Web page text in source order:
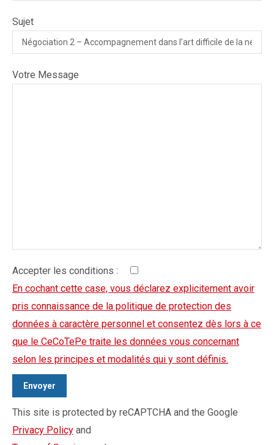
Sujet
Votre Message
Accepter les conditions :
En cochant cette case, vous déclarez explicitement avoir
pris connaissance de la politique de protection des
données à caractère personnel et consentez dès lors à ce
que le CeCoTePe traite les données vous concernant
selon les principes et modalités qui y sont définis.
This site is protected by reCAPTCHA and the Google
Privacy Policy and